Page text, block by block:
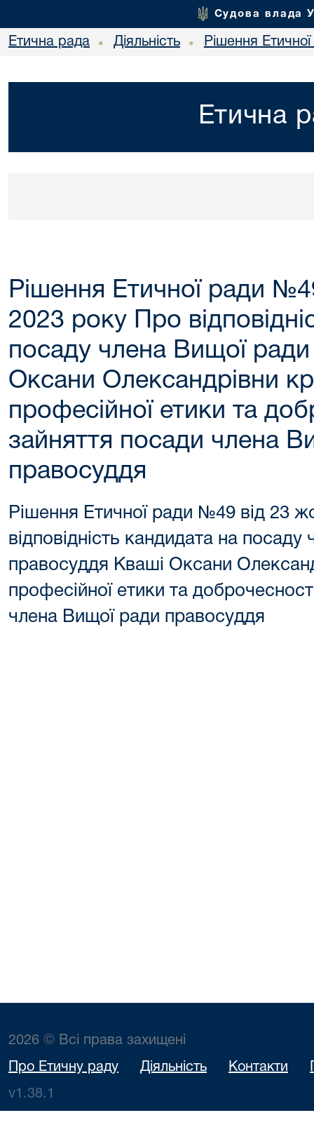
Судова влада
Етична рада • Діяльність • Рішення
Етична
Рішення Етичної ради
2023 року Про
посаду члена Вищої
Оксани Олександрівни
професійної етики та
зайняття посади члена
правосуддя
Рішення Етичної ради №49 від 23
відповідність кандидата на
правосуддя Кваші Оксани
професійної етики та
члена Вищої ради правосуддя
2026 © Всі права захищені
Про Етичну раду Діяльність Контакти
v1.38.1